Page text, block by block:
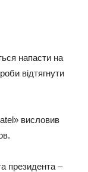
напасти на
відтягнути
висловив
президента –